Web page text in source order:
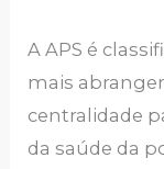
A APS é
mais
centralidade
da saúde da